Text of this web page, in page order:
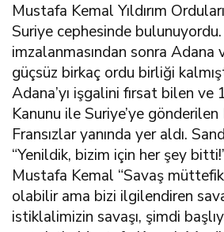
Mustafa Kemal Yıldırım
Suriye cephesinde bulunuyordu.
imzalanmasından sonra Adana
güçsüz birkaç ordu birliği
Adana’yı işgalini fırsat bilen
Kanunu ile Suriye’ye
Fransızlar yanında yer aldı.
“Yenildik, bizim için her şey
Mustafa Kemal “Savaş
olabilir ama bizi ilgilendiren
istiklalimizin savaşı, şimdi